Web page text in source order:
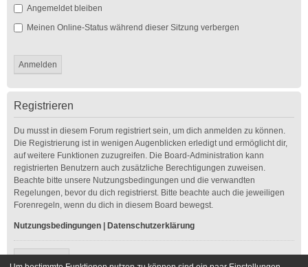
Angemeldet bleiben
Meinen Online-Status während dieser Sitzung verbergen
Registrieren
Du musst in diesem Forum registriert sein, um dich anmelden zu können.
Die Registrierung ist in wenigen Augenblicken erledigt und ermöglicht dir,
auf weitere Funktionen zuzugreifen. Die Board-Administration kann
registrierten Benutzern auch zusätzliche Berechtigungen zuweisen.
Beachte bitte unsere Nutzungsbedingungen und die verwandten
Regelungen, bevor du dich registrierst. Bitte beachte auch die jeweiligen
Forenregeln, wenn du dich in diesem Board bewegst.
Nutzungsbedingungen Datenschutzerklärung